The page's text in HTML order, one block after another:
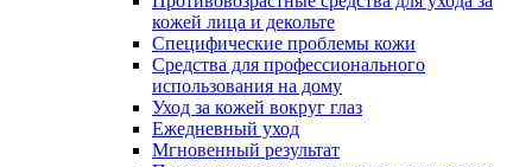
кожей лица и декольте
Специфические проблемы кожи
Средства для профессионального
использования на дому
Уход за кожей вокруг глаз
Ежедневный уход
Мгновенный результат